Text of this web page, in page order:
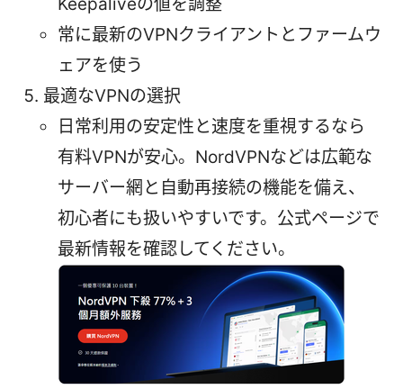
常に最新のVPNクライアントとファームウ
ェアを使う
最適なVPNの選択
日常利用の安定性と速度を重視するなら
有料VPNが安心。NordVPNなどは広範な
サーバー網と自動再接続の機能を備え、
初心者にも扱いやすいです。公式ページで
最新情報を確認してください。